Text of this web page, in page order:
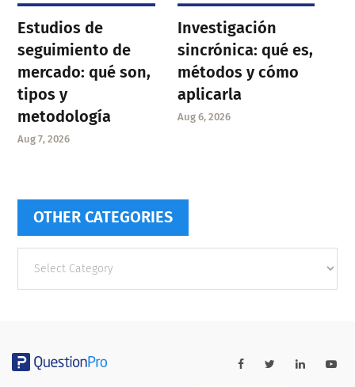
Estudios de
seguimiento de
mercado: qué son,
tipos y
metodología
Aug 7, 2026
Investigación
sincrónica: qué es,
métodos y cómo
aplicarla
Aug 6, 2026
OTHER CATEGORIES
categories